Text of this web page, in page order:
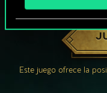
¿QUÉ TAL
Este juego ofrece la